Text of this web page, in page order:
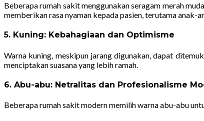
Beberapa rumah sakit menggunakan seragam merah
memberikan rasa nyaman kepada pasien, terutama anak-
5. Kuning: Kebahagiaan dan Optimisme
Warna kuning, meskipun jarang digunakan, dapat
menciptakan suasana yang lebih ramah.
6. Abu-abu: Netralitas dan Profesionalisme
Beberapa rumah sakit modern memilih warna abu-abu